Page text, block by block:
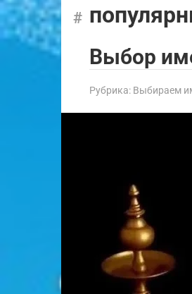
Выбор
Рубрика: Выбираем